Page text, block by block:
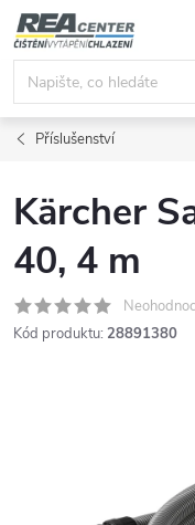
Přejít
na
obsah
Příslušenství
Kärcher
40, 4 m
Kód produktu: 28891380